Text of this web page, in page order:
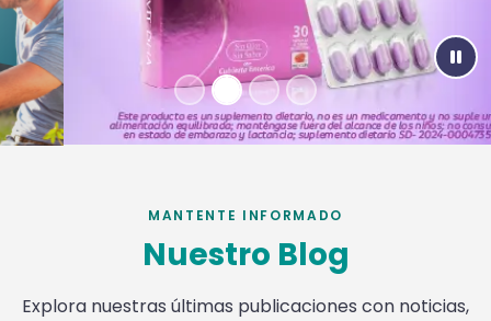
MANTENTE INFORMADO
Nuestro Blog
Explora nuestras últimas publicaciones con noticias,